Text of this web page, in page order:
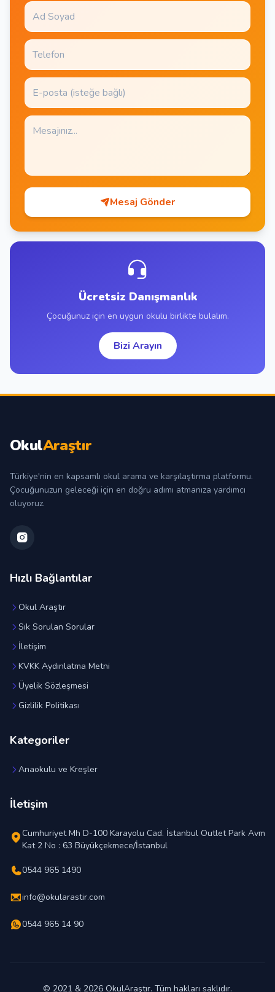
Mesaj Gönder
Ücretsiz Danışmanlık
Çocuğunuz için en uygun okulu birlikte bulalım.
Bizi Arayın
OkulAraştır
Türkiye'nin en kapsamlı okul arama ve karşılaştırma platformu.
Çocuğunuzun geleceği için en doğru adımı atmanıza yardımcı
oluyoruz.
Hızlı Bağlantılar
Okul Araştır
Sık Sorulan Sorular
İletişim
KVKK Aydınlatma Metni
Üyelik Sözleşmesi
Gizlilik Politikası
Kategoriler
Anaokulu ve Kreşler
İletişim
Cumhuriyet Mh D-100 Karayolu Cad. İstanbul Outlet Park Avm
Kat 2 No : 63 Büyükçekmece/İstanbul
0544 965 1490
info@okularastir.com
0544 965 14 90
© 2021 & 2026 OkulAraştır. Tüm hakları saklıdır.